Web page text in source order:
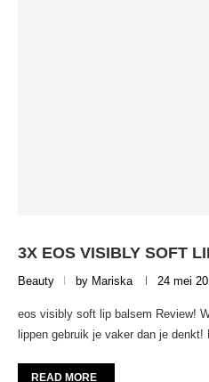
3X EOS VISIBLY SOFT
Beauty by Mariska 24 mei
eos visibly soft lip balsem Review!
lippen gebruik je vaker dan je
READ MORE